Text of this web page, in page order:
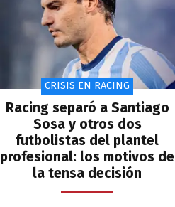
CRISIS EN RACING
Racing separó a Santiago
Sosa y otros dos
futbolistas del plantel
profesional: los motivos de
la tensa decisión